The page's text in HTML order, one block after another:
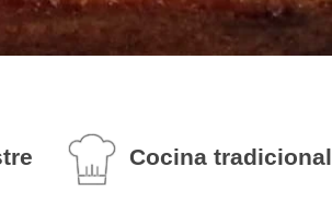
Cocina tradicional